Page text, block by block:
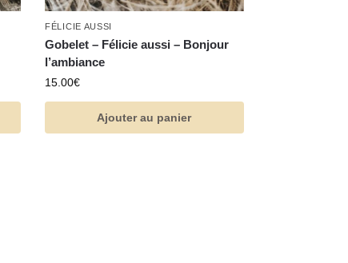
FÉLICIE AUSSI
Gobelet – Félicie aussi – Bonjour
l’ambiance
15.00€
Ajouter au panier